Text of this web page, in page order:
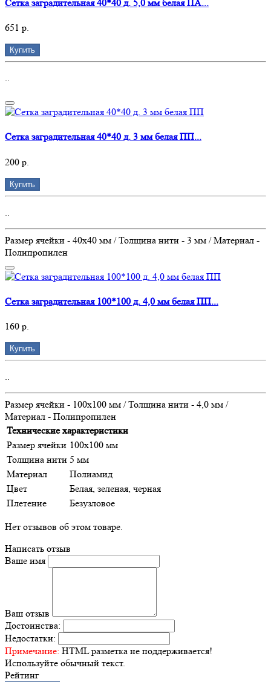
Сетка заградительная 40*40 д. 5,0 мм белая ПА...
651 р.
Купить
..
Сетка заградительная 40*40 д. 3 мм белая ПП...
200 р.
Купить
Размер ячейки - 40х40 мм / Толщина нити - 3 мм / Материал -
Полипропилен
Сетка заградительная 100*100 д. 4,0 мм белая ПП...
160 р.
Купить
..
Размер ячейки - 100х100 мм / Толщина нити - 4,0 мм /
Материал - Полипропилен
Технические характеристики
Размер ячейки 100х100 мм
Толщина нити 5 мм
Материал
Полиамид
Цвет
Белая, зеленая, черная
Плетение
Безузловое
Нет отзывов об этом товаре.
Написать отзыв
Ваше имя
Ваш отзыв
Достоинства:
Недостатки:
Примечание: HTML разметка не поддерживается!
Используйте обычный текст.
Рейтинг